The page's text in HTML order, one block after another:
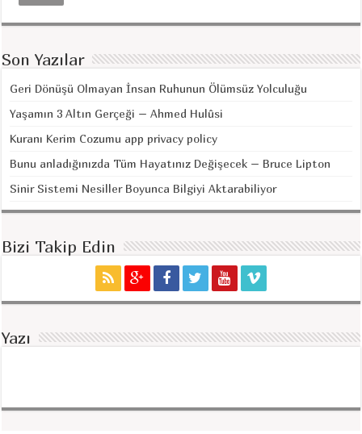
Son Yazılar
Geri Dönüşü Olmayan İnsan Ruhunun Ölümsüz Yolculuğu
Yaşamın 3 Altın Gerçeği – Ahmed Hulûsi
Kuranı Kerim Cozumu app privacy policy
Bunu anladığınızda Tüm Hayatınız Değişecek – Bruce Lipton
Sinir Sistemi Nesiller Boyunca Bilgiyi Aktarabiliyor
Bizi Takip Edin
Yazı